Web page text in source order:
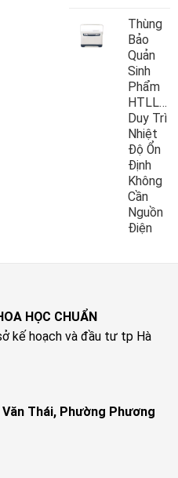
Thùng
Bảo
Quản
Sinh
Phẩm
Duy Trì
Nhiệt
Độ Ổn
Định
Không
Cần
Nguồn
Điện
HỌC CHUẨN
kế hoạch và đầu tư tp Hà
Thái, Phường Phương